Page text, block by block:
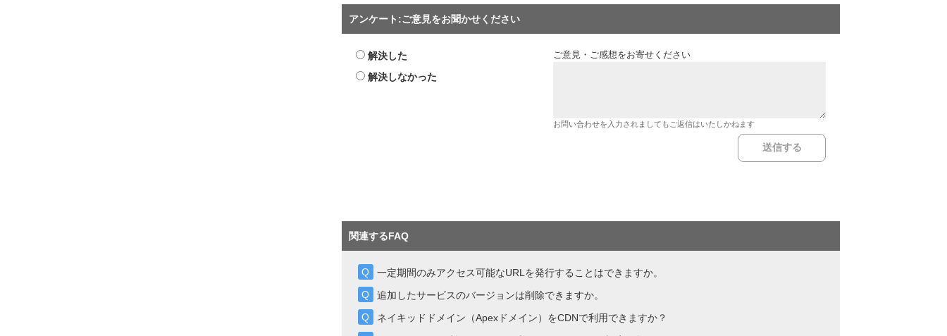
アンケート:ご意見をお聞かせください
解決した
解決しなかった
ご意見・ご感想をお寄せください
お問い合わせを入力されましてもご返信はいたしかねます
関連するFAQ
一定期間のみアクセス可能なURLを発行することはできますか。
追加したサービスのバージョンは削除できますか。
ネイキッドドメイン（Apexドメイン）をCDNで利用できますか？